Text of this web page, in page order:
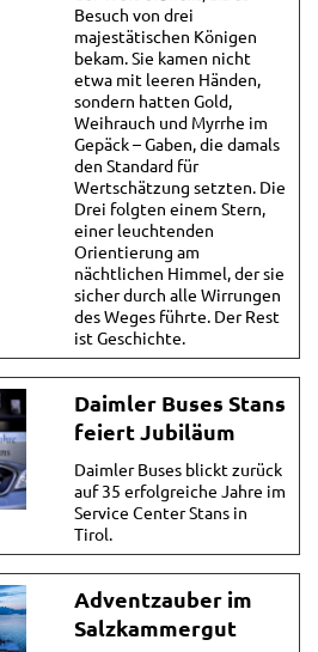
Besuch von drei
majestätischen Königen
bekam. Sie kamen nicht
etwa mit leeren Händen,
sondern hatten Gold,
Weihrauch und Myrrhe im
Gepäck – Gaben, die damals
den Standard für
Wertschätzung setzten. Die
Drei folgten einem Stern,
einer leuchtenden
Orientierung am
nächtlichen Himmel, der sie
sicher durch alle Wirrungen
des Weges führte. Der Rest
ist Geschichte.
Daimler Buses Stans
feiert Jubiläum
Daimler Buses blickt zurück
auf 35 erfolgreiche Jahre im
Service Center Stans in
Tirol.
Adventzauber im
Salzkammergut